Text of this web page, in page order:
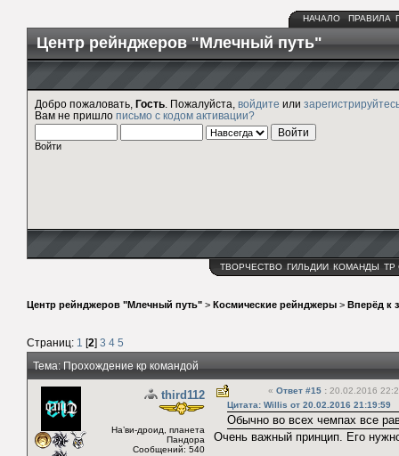
НАЧАЛО ПРАВИЛА
Центр рейнджеров "Млечный путь"
Добро пожаловать, Гость . Пожалуйста, войдите или
Вам не пришло письмо с кодом активации?
Войти
ТВОРЧЕСТВО ГИЛЬДИИ КОМАНДЫ ТР
Центр рейнджеров "Млечный путь" > Космические рейнджеры > Вперёд к
Страниц: 1 [2] 3 4 5
Тема: Прохождение кр командой
third112
На’ви-дроид, планета
Пандора
Сообщений: 540
« Ответ #15 : 20.02.2016
Цитата: Willis от 20.02.2016 21:19:59
Обычно во всех чемпах все
Очень важный принцип. Его